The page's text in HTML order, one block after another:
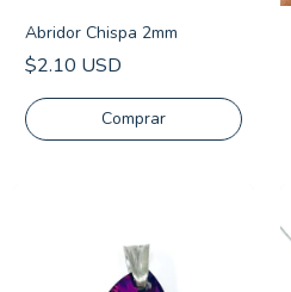
Abridor Chispa 2mm
$2.10 USD
Comprar